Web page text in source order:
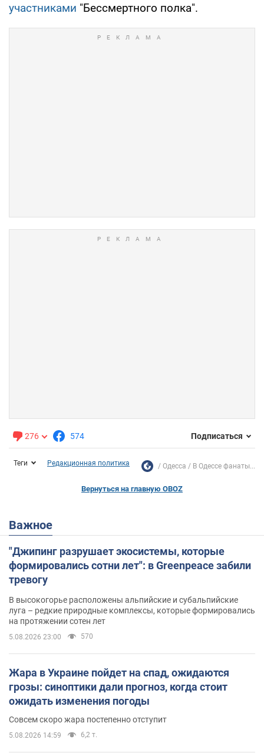
участниками "Бессмертного полка".
276 574 Подписаться
Теги Редакционная политика Одесса В Одессе фанаты...
Вернуться на главную OBOZ
Важное
"Джипинг разрушает экосистемы, которые
формировались сотни лет": в Greenpeace забили
тревогу
В высокогорье расположены альпийские и субальпийские
луга – редкие природные комплексы, которые формировались
на протяжении сотен лет
5.08.2026 23:00 570
Жара в Украине пойдет на спад, ожидаются
грозы: синоптики дали прогноз, когда стоит
ожидать изменения погоды
Совсем скоро жара постепенно отступит
5.08.2026 14:59 6,2 т.